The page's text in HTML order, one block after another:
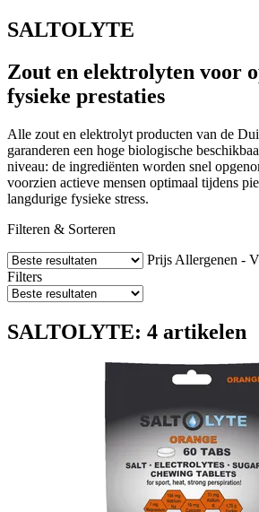
SALTOLYTE
Zout en elektrolyten voor
fysieke prestaties
Alle zout en elektrolyt producten van de
garanderen een hoge biologische
niveau: de ingrediënten worden snel
voorzien actieve mensen optimaal tijdens
langdurige fysieke stress.
Filteren & Sorteren
Prijs Allergenen -
Filters
SALTOLYTE: 4 artikelen